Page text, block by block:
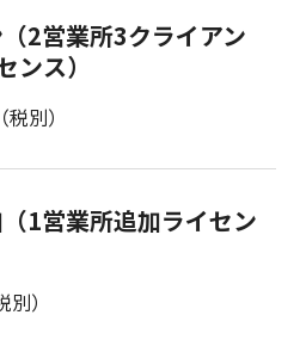
2営業所3クライアン
ンス）
別）
1営業所追加ライセン
）